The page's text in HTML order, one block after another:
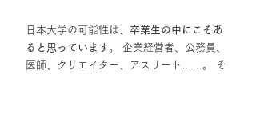
日本大学の可能性は、 卒業生の中にこそあ
ると思っています。 企業経営者、公務員、
医師、クリエイター、アスリート……。 そ